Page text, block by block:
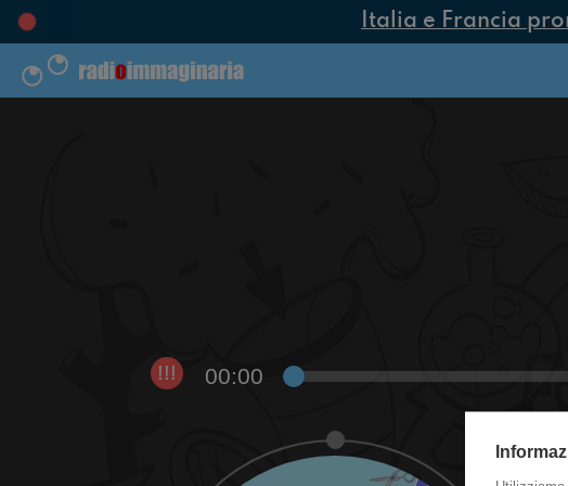
Italia e Francia
!!! 00:00